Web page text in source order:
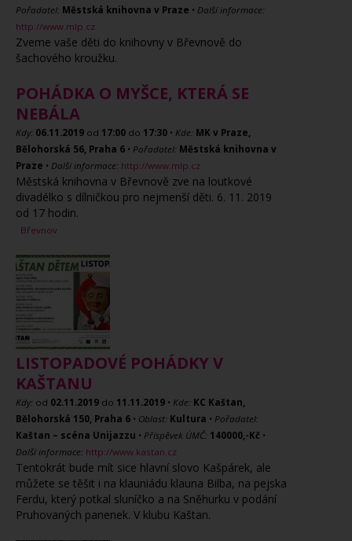
Pořadatel: Městská knihovna v Praze • Další informace:
http://www.mlp.cz
Zveme vaše děti do knihovny v Břevnově do
šachového kroužku.
POHÁDKA O MYŠCE, KTERÁ SE
NEBÁLA
Kdy: 06.11.2019 od 17:00 do 17:30 • Kde: MK v Praze,
Bělohorská 56, Praha 6 • Pořadatel: Městská knihovna v
Praze • Další informace: http://www.mlp.cz
Městská knihovna v Břevnově zve na loutkové
divadélko s dílničkou pro nejmenší děti. 6. 11. 2019
od 17 hodin.
Břevnov
LISTOPADOVÉ POHÁDKY V
KAŠTANU
Kdy: od 02.11.2019 do 11.11.2019 • Kde: KC Kaštan,
Bělohorská 150, Praha 6 • Oblast: Kultura • Pořadatel:
Kaštan – scéna Unijazzu • Příspěvek ÚMČ: 140000,-Kč •
Další informace: http://www.kastan.cz
Tentokrát bude mít sice hlavní slovo Kašpárek, ale
můžete se těšit i na klauniádu klauna Bilba, na pejska
Ferdu, který potkal sluníčko a na Sněhurku v podání
Pruhovaných panenek. V klubu Kaštan.